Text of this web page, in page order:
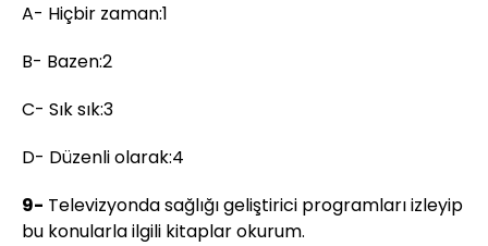
A- Hiçbir zaman:1
B- Bazen:2
C- Sık sık:3
D- Düzenli olarak:4
9- Televizyonda sağlığı geliştirici programları izleyip
bu konularla ilgili kitaplar okurum.